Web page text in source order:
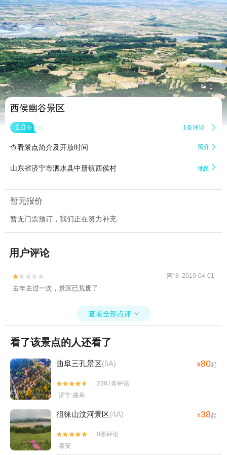
 1
西侯幽谷景区
1.0 分 1条评论 
查看景点简介及开放时间 简介 
山东省济宁市泗水县中册镇西侯村 地图 
暂无报价
暂无门票预订，我们正在努力补充
用户评论

 阿*8 2019-04-01
去年去过一次，景区已荒废了
查看全部点评 
看了该景点的人还看了
曲阜三孔景区(5A) ¥80起


2387条评论
济宁·曲阜
徂徕山汶河景区(4A) ¥38起


0条评论
泰安
